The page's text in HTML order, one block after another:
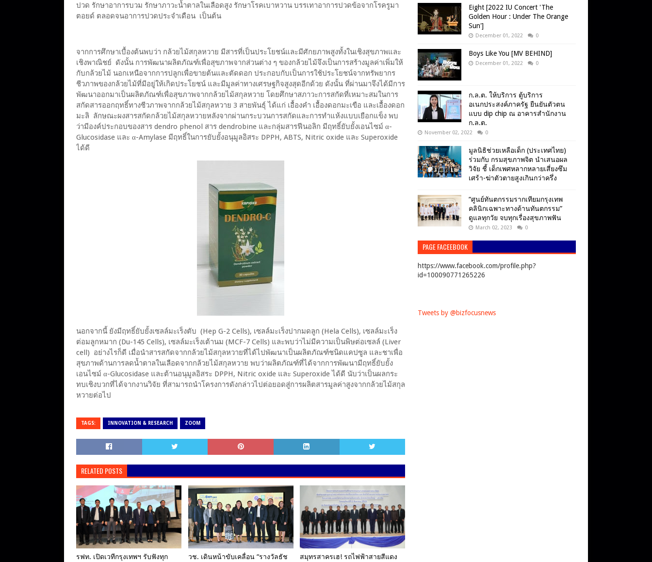
ปวด รักษาอาการบวม รักษาภาวะน้ำตาลในเลือดสูง รักษาโรคเบาหวาน บรรเทาอาการปวดข้อจากโรครูมา
ตอยด์ ตลอดจนอาการปวดประจำเดือน เป็นต้น
จากการศึกษาเบื้องต้นพบว่า กล้วยไม้สกุลหวาย มีสารที่เป็นประโยชน์และมีศักยภาพสูงทั้งในเชิงสุขภาพและ
เชิงพาณิชย์ ดังนั้น การพัฒนาผลิตภัณฑ์เพื่อสุขภาพจากส่วนต่าง ๆ ของกล้วยไม้จึงเป็นการสร้างมูลค่าเพิ่มให้
กับกล้วยไม้ นอกเหนือจากการปลูกเพื่อขายต้นและตัดดอก ประกอบกับเป็นการใช้ประโยชน์จากทรัพยากร
ชีวภาพของกล้วยไม้ที่มีอยู่ให้เกิดประโยชน์ และมีมูลค่าทางเศรษฐกิจสูงสุดอีกด้วย ดังนั้น ที่ผ่านมาจึงได้มีการ
พัฒนาออกมาเป็นผลิตภัณฑ์เพื่อสุขภาพจากกล้วยไม้สกุลหวาย โดยศึกษาสภาวะการสกัดที่เหมาะสมในการ
สกัดสารออกฤทธิ์ทางชีวภาพจากกล้วยไม้สกุลหวาย 3 สายพันธุ์ ได้แก่ เอื้องคำ เอื้องดอกมะเขือ และเอื้องดอก
มะลิ ลักษณะผงสารสกัดกล้วยไม้สกุลหวายหลังจากผ่านกระบวนการสกัดและการทำแห้งแบบเยือกแข็ง พบ
ว่ามีองค์ประกอบของสาร dendro phenol สาร dendrobine และกลุ่มสารฟีนอลิก มีฤทธิ์ยับยั้งเอนไซม์ α-
Glucosidase และ α-Amylase มีฤทธิ์ในการยับยั้งอนุมูลอิสระ DPPH, ABTS, Nitric oxide และ Superoxide
ได้ดี
นอกจากนี้ ยังมีฤทธิ์ยับยั้งเซลล์มะเร็งตับ (Hep G-2 Cells), เซลล์มะเร็งปากมดลูก (Hela Cells), เซลล์มะเร็ง
ต่อมลูกหมาก (Du-145 Cells), เซลล์มะเร็งเต้านม (MCF-7 Cells) และพบว่าไม่มีความเป็นพิษต่อเซลล์ (Liver
cell) อย่างไรก็ดี เมื่อนำสารสกัดจากกล้วยไม้สกุลหวายที่ได้ไปพัฒนาเป็นผลิตภัณฑ์ชนิดแคปซูล และชาเพื่อ
สุขภาพด้านการลดน้ำตาลในเลือดจากกล้วยไม้สกุลหวาย พบว่าผลิตภัณฑ์ที่ได้จากการพัฒนามีฤทธิ์ยับยั้ง
เอนไซม์ α-Glucosidase และต้านอนุมูลอิสระ DPPH, Nitric oxide และ Superoxide ได้ดี นับว่าเป็นผลกระ
ทบเชิงบวกที่ได้จากงานวิจัย ที่สามารถนำโครงการดังกล่าวไปต่อยอดสู่การผลิตสารมูลค่าสูงจากกล้วยไม้สกุล
หวายต่อไป
TAGS: INNOVATION & RESEARCH ZOOM
RELATED POSTS
รฟท. เปิดเวทีกรุงเทพฯ รับฟังทุก วช. เดินหน้าขับเคลื่อน “รางวัลธัช สมุทรสาครเฮ! รถไฟฟ้าสายสีแดง
Eight [2022 IU Concert 'The
Golden Hour : Under The Orange
Sun']
December 01, 2022 0
Boys Like You [MV BEHIND]
December 01, 2022 0
ก.ล.ต. ให้บริการ ตู้บริการ
อเนกประสงค์ภาครัฐ ยืนยันตัวตน
แบบ dip chip ณ อาคารสำนักงาน
ก.ล.ต.
November 02, 2022 0
มูลนิธิช่วยเหลือเด็ก (ประเทศไทย)
ร่วมกับ กรมสุขภาพจิต นำเสนอผล
วิจัย ชี้ เด็กเพศหลากหลายเสี่ยงซึม
เศร้า-ฆ่าตัวตายสูงเกินกว่าครึ่ง
“ศูนย์ทันตกรรมรากเทียมกรุงเทพ
คลินิกเฉพาะทางด้านทันตกรรม”
ดูแลทุกวัย จบทุกเรื่องสุขภาพฟัน
March 02, 2023 0
PAGE FACEEBOOK
https://www.facebook.com/profile.php?
id=100090771265226
Tweets by @bizfocusnews